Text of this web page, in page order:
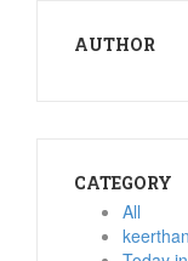
AUTHOR
CATEGORY
All